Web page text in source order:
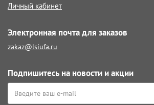
Личный кабинет
Электронная почта для заказов
zakaz@lsiufa.ru
Подпишитесь на новости и акции